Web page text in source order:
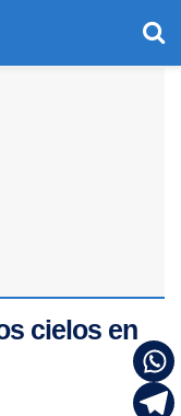
cielos en